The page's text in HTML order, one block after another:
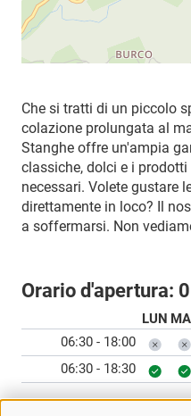
Che si tratti di un piccolo
colazione prolungata al
Stanghe offre un'ampia
classiche, dolci e i
necessari. Volete gustare
direttamente in loco? Il
a soffermarsi. Non
Orario d'apertura:
LUN
06:30 - 18:00
06:30 - 18:30